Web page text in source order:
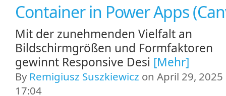
Container in Power Apps
Mit der zunehmenden Vielfalt an
Bildschirmgrößen und Formfaktoren
gewinnt Responsive Desi [Mehr]
By Remigiusz Suszkiewicz on April 29, 2025
17:04